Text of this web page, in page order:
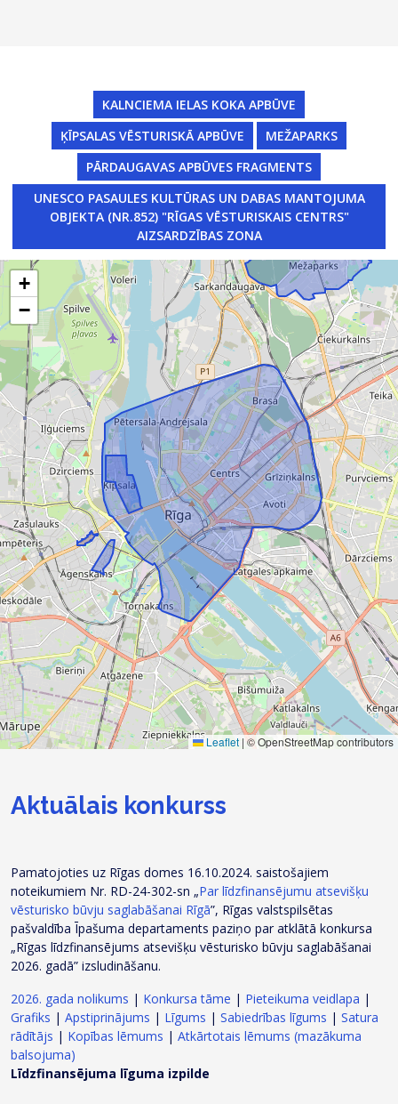
KALNCIEMA IELAS KOKA APBŪVE
ĶĪPSALAS VĒSTURISKĀ APBŪVE
MEŽAPARKS
PĀRDAUGAVAS APBŪVES FRAGMENTS
UNESCO PASAULES KULTŪRAS UN DABAS MANTOJUMA
OBJEKTA (NR.852) "RĪGAS VĒSTURISKAIS CENTRS"
AIZSARDZĪBAS ZONA
+
−
Leaflet | © OpenStreetMap contributors
Aktuālais konkurss
Pamatojoties uz Rīgas domes 16.10.2024. saistošajiem
noteikumiem Nr. RD-24-302-sn „Par līdzfinansējumu atsevišķu
vēsturisko būvju saglabāšanai Rīgā”, Rīgas valstspilsētas
pašvaldība Īpašuma departaments paziņo par atklātā konkursa
„Rīgas līdzfinansējums atsevišķu vēsturisko būvju saglabāšanai
2026. gadā” izsludināšanu.
2026. gada nolikums | Konkursa tāme | Pieteikuma veidlapa |
Grafiks | Apstiprinājums | Līgums | Sabiedrības līgums | Satura
rādītājs | Kopības lēmums | Atkārtotais lēmums (mazākuma
balsojuma)
Līdzfinansējuma līguma izpilde